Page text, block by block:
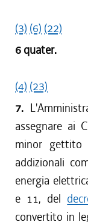
(3) (6) (22)
6 quater.
(4) (23)
7.
assegnare ai
minor gettito
addizionali
energia
e 11, del
convertito in